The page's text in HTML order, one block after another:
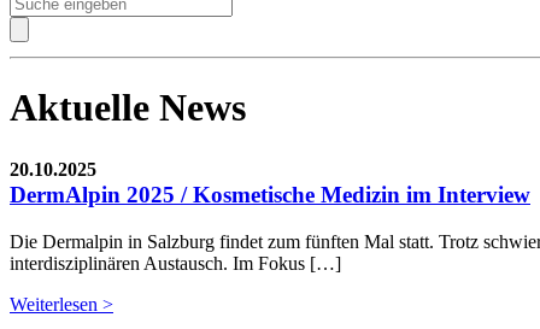
Aktuelle News
20.10.2025
DermAlpin 2025 / Kosmetische Medizin im Interview
Die Dermalpin in Salzburg findet zum fünften Mal statt. Trotz
interdisziplinären Austausch. Im Fokus […]
Weiterlesen >